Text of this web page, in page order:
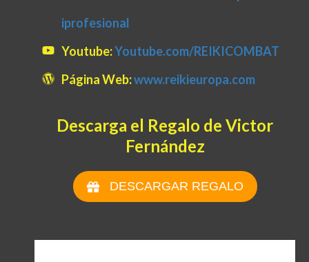
iprofesional
Youtube:Youtube.com/REIKICOMBAT
Página Web:www.reikieuropa.com
Descarga el Regalo de Victor
Fernández
DESCARGAR REGALO